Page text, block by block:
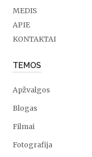
MEDIS
APIE
KONTAKTAI
TEMOS
Apžvalgos
Blogas
Filmai
Fotografija